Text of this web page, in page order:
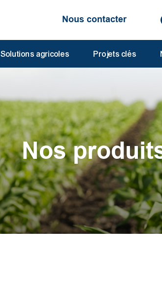
Nous contacter
Solutions agricoles Projets clés
Nos